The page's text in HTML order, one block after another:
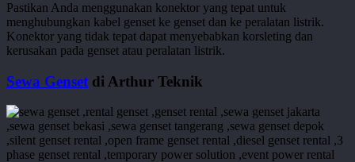
Pastikan Anda menggunakan konektor yang tepat untuk
menghubungkan kabel genset ke genset dan ke peralatan listrik.
Konektor yang tidak tepat dapat menyebabkan korsleting dan
kerusakan pada genset atau peralatan listrik.
Sewa Genset di Arthur Teknik